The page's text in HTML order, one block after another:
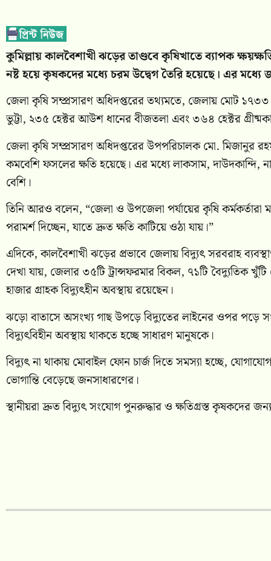
কুমিল্লায় কালবৈশাখী ঝড়ের তাণ্ডবে কৃষিখাতে ব্যাপক
নষ্ট হয়ে কৃষকদের মধ্যে চরম উদ্বেগ তৈরি হয়েছে। এর
জেলা কৃষি সম্প্রসারণ অধিদপ্তরের তথ্যমতে, জেলায় মোট ১৭৩৩
ভুট্টা, ২৩৫ হেক্টর আউশ ধানের বীজতলা এবং ৩৬৪ হেক্টর
জেলা কৃষি সম্প্রসারণ অধিদপ্তরের উপপরিচালক মো. মিজানুর
কমবেশি ফসলের ক্ষতি হয়েছে। এর মধ্যে লাকসাম,
বেশি।
তিনি আরও বলেন, “জেলা ও উপজেলা পর্যায়ের কৃষি কর্মকর্তারা
পরামর্শ দিচ্ছেন, যাতে দ্রুত ক্ষতি কাটিয়ে ওঠা যায়।”
এদিকে, কালবৈশাখী ঝড়ের প্রভাবে জেলায় বিদ্যুৎ সরবরাহ
দেখা যায়, জেলার ৩৫টি ট্রান্সফরমার বিকল, ৭১টি বৈদ্যুতিক
হাজার গ্রাহক বিদ্যুৎহীন অবস্থায় রয়েছেন।
ঝড়ো বাতাসে অসংখ্য গাছ উপড়ে বিদ্যুতের লাইনের ওপর পড়ে
বিদ্যুৎবিহীন অবস্থায় থাকতে হচ্ছে সাধারণ মানুষকে।
বিদ্যুৎ না থাকায় মোবাইল ফোন চার্জ দিতে সমস্যা হচ্ছে,
ভোগান্তি বেড়েছে জনসাধারণের।
স্থানীয়রা দ্রুত বিদ্যুৎ সংযোগ পুনরুদ্ধার ও ক্ষতিগ্রস্ত কৃষকদের